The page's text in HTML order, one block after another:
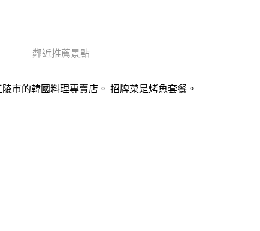
鄰近推薦景點
市的韓國料理專賣店。 招牌菜是烤魚套餐。